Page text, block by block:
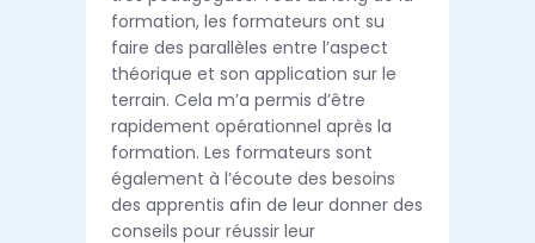
formation, les formateurs ont su
faire des parallèles entre l’aspect
théorique et son application sur le
terrain. Cela m’a permis d’être
rapidement opérationnel après la
formation. Les formateurs sont
également à l’écoute des besoins
des apprentis afin de leur donner des
conseils pour réussir leur